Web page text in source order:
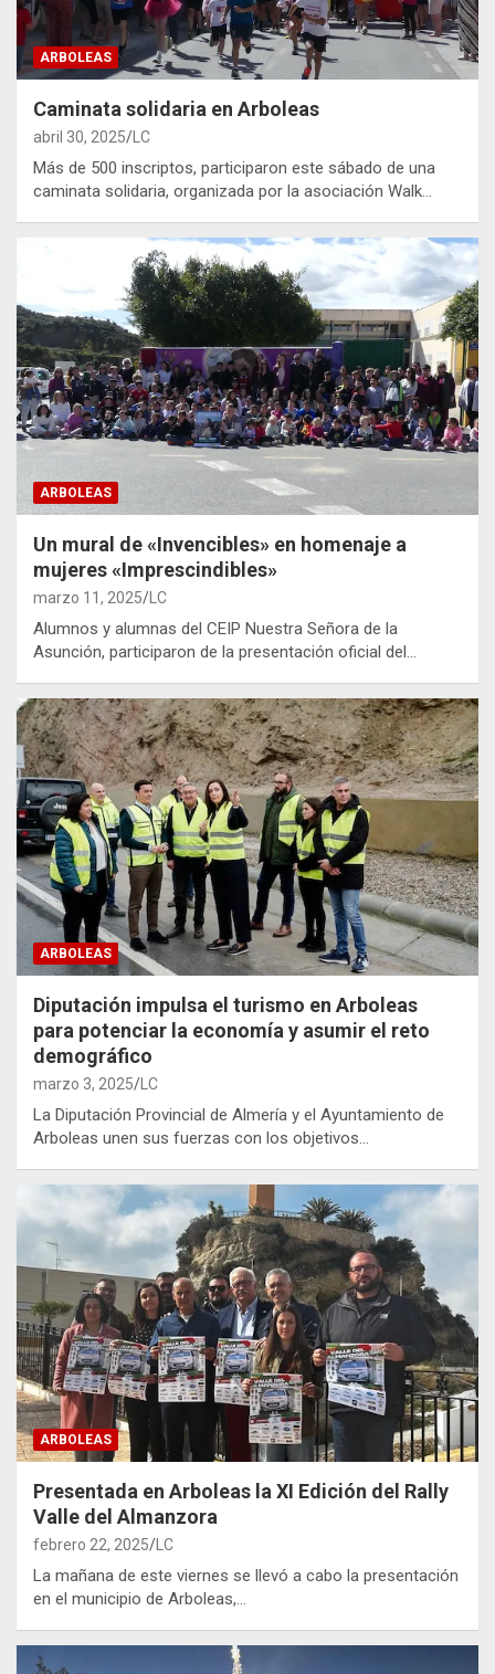
ARBOLEAS
Caminata solidaria en Arboleas
abril 30, 2025 LC
Más de 500 inscriptos, participaron este sábado de una
caminata solidaria, organizada por la asociación Walk…
ARBOLEAS
Un mural de «Invencibles» en homenaje a
mujeres «Imprescindibles»
marzo 11, 2025 LC
Alumnos y alumnas del CEIP Nuestra Señora de la
Asunción, participaron de la presentación oficial del…
ARBOLEAS
Diputación impulsa el turismo en Arboleas
para potenciar la economía y asumir el reto
demográfico
marzo 3, 2025 LC
La Diputación Provincial de Almería y el Ayuntamiento de
Arboleas unen sus fuerzas con los objetivos…
ARBOLEAS
Presentada en Arboleas la XI Edición del Rally
Valle del Almanzora
febrero 22, 2025 LC
La mañana de este viernes se llevó a cabo la presentación
en el municipio de Arboleas,…